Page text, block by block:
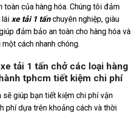
của hàng hóa. Chúng tôi đảm
lái xe tải 1 tấnchuyên nghiệp, giàu
đảm bảo an toàn cho hàng hóa và
cách nhanh chóng.
tải 1 tấn chở các loại hàng
tphcm tiết kiệm chi phí
sẽ giúp bạn tiết kiệm chi phí vận
phí dựa trên khoảng cách và thời